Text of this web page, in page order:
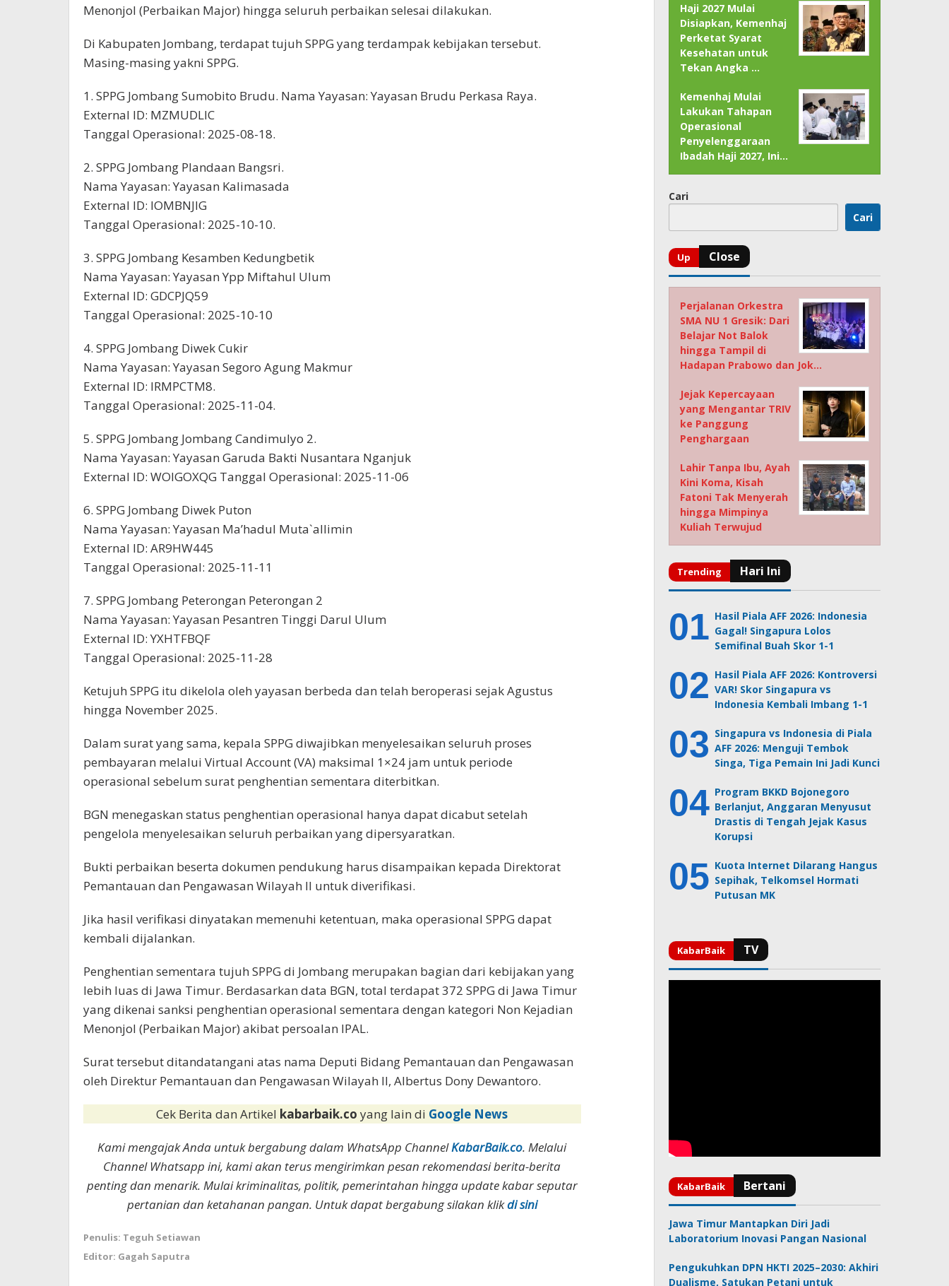
Menonjol (Perbaikan Major) hingga seluruh perbaikan selesai dilakukan.
Di Kabupaten Jombang, terdapat tujuh SPPG yang terdampak kebijakan tersebut.
Masing-masing yakni SPPG.
1. SPPG Jombang Sumobito Brudu. Nama Yayasan: Yayasan Brudu Perkasa Raya.
External ID: MZMUDLIC
Tanggal Operasional: 2025-08-18.
2. SPPG Jombang Plandaan Bangsri.
Nama Yayasan: Yayasan Kalimasada
External ID: IOMBNJIG
Tanggal Operasional: 2025-10-10.
3. SPPG Jombang Kesamben Kedungbetik
Nama Yayasan: Yayasan Ypp Miftahul Ulum
External ID: GDCPJQ59
Tanggal Operasional: 2025-10-10
4. SPPG Jombang Diwek Cukir
Nama Yayasan: Yayasan Segoro Agung Makmur
External ID: IRMPCTM8.
Tanggal Operasional: 2025-11-04.
5. SPPG Jombang Jombang Candimulyo 2.
Nama Yayasan: Yayasan Garuda Bakti Nusantara Nganjuk
External ID: WOIGOXQG Tanggal Operasional: 2025-11-06
6. SPPG Jombang Diwek Puton
Nama Yayasan: Yayasan Ma’hadul Muta`allimin
External ID: AR9HW445
Tanggal Operasional: 2025-11-11
7. SPPG Jombang Peterongan Peterongan 2
Nama Yayasan: Yayasan Pesantren Tinggi Darul Ulum
External ID: YXHTFBQF
Tanggal Operasional: 2025-11-28
Ketujuh SPPG itu dikelola oleh yayasan berbeda dan telah beroperasi sejak Agustus
hingga November 2025.
Dalam surat yang sama, kepala SPPG diwajibkan menyelesaikan seluruh proses
pembayaran melalui Virtual Account (VA) maksimal 1×24 jam untuk periode
operasional sebelum surat penghentian sementara diterbitkan.
BGN menegaskan status penghentian operasional hanya dapat dicabut setelah
pengelola menyelesaikan seluruh perbaikan yang dipersyaratkan.
Bukti perbaikan beserta dokumen pendukung harus disampaikan kepada Direktorat
Pemantauan dan Pengawasan Wilayah II untuk diverifikasi.
Jika hasil verifikasi dinyatakan memenuhi ketentuan, maka operasional SPPG dapat
kembali dijalankan.
Penghentian sementara tujuh SPPG di Jombang merupakan bagian dari kebijakan yang
lebih luas di Jawa Timur. Berdasarkan data BGN, total terdapat 372 SPPG di Jawa Timur
yang dikenai sanksi penghentian operasional sementara dengan kategori Non Kejadian
Menonjol (Perbaikan Major) akibat persoalan IPAL.
Surat tersebut ditandatangani atas nama Deputi Bidang Pemantauan dan Pengawasan
oleh Direktur Pemantauan dan Pengawasan Wilayah II, Albertus Dony Dewantoro.
Cek Berita dan Artikel kabarbaik.coyang lain di Google News
Kami mengajak Anda untuk bergabung dalam WhatsApp ChannelKabarBaik.co. Melalui
Channel Whatsapp ini, kami akan terus mengirimkan pesan rekomendasi berita-berita
penting dan menarik. Mulai kriminalitas, politik, pemerintahan hingga update kabar seputar
pertanian dan ketahanan pangan. Untuk dapat bergabung silakan klikdi sini
Penulis: Teguh Setiawan
Editor: Gagah Saputra
Haji 2027 Mulai
Disiapkan, Kemenhaj
Perketat Syarat
Kesehatan untuk
Tekan Angka …
Kemenhaj Mulai
Lakukan Tahapan
Operasional
Penyelenggaraan
Ibadah Haji 2027, Ini…
Cari
Cari
Perjalanan Orkestra
SMA NU 1 Gresik: Dari
Belajar Not Balok
hingga Tampil di
Hadapan Prabowo dan Jok…
Jejak Kepercayaan
yang Mengantar TRIV
ke Panggung
Penghargaan
Lahir Tanpa Ibu, Ayah
Kini Koma, Kisah
Fatoni Tak Menyerah
hingga Mimpinya
Kuliah Terwujud
Hasil Piala AFF 2026: Indonesia
Gagal! Singapura Lolos
Semifinal Buah Skor 1-1
Hasil Piala AFF 2026: Kontroversi
VAR! Skor Singapura vs
Indonesia Kembali Imbang 1-1
Singapura vs Indonesia di Piala
AFF 2026: Menguji Tembok
Singa, Tiga Pemain Ini Jadi Kunci
Program BKKD Bojonegoro
Berlanjut, Anggaran Menyusut
Drastis di Tengah Jejak Kasus
Korupsi
Kuota Internet Dilarang Hangus
Sepihak, Telkomsel Hormati
Putusan MK
Jawa Timur Mantapkan Diri Jadi
Laboratorium Inovasi Pangan Nasional
Pengukuhkan DPN HKTI 2025–2030: Akhiri
Dualisme, Satukan Petani untuk